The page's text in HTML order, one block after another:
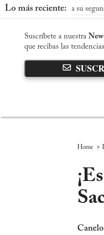
Lo más reciente:
conquista su segunda Copa
Suscríbete a nuestra
que recibas las
Home >